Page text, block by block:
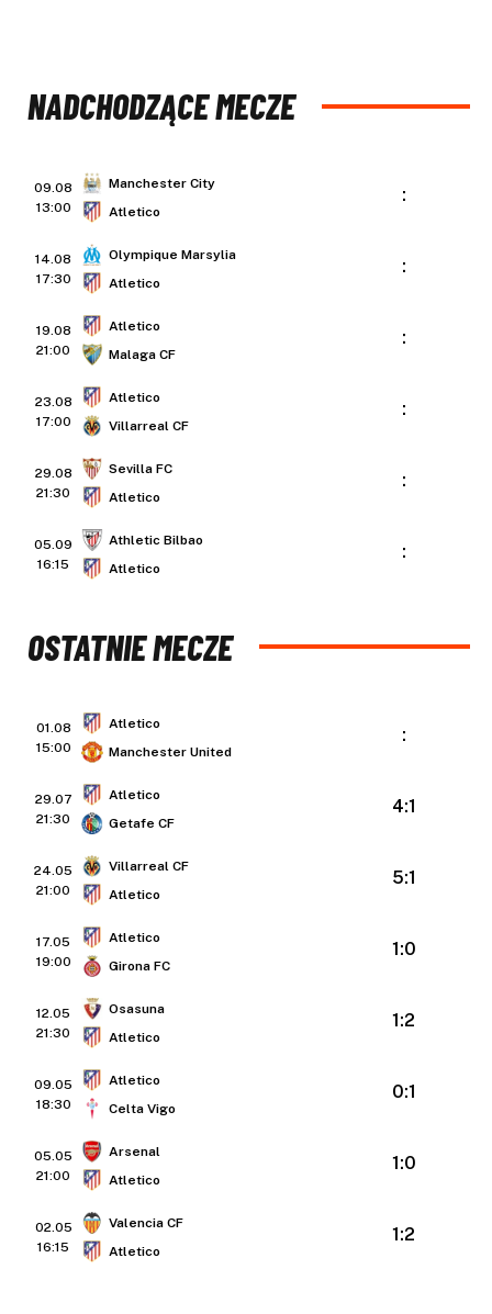
NADCHODZĄCE MECZE
09.08
13:00
Manchester City
Atletico
:
14.08
17:30
Olympique Marsylia
Atletico
:
19.08
21:00
Atletico
Malaga CF
:
23.08
17:00
Atletico
Villarreal CF
:
29.08
21:30
Sevilla FC
Atletico
:
05.09
16:15
Athletic Bilbao
Atletico
:
OSTATNIE MECZE
01.08
15:00
Atletico
Manchester United
:
29.07
21:30
Atletico
Getafe CF
4:1
24.05
21:00
Villarreal CF
Atletico
5:1
17.05
19:00
Atletico
Girona FC
1:0
12.05
21:30
Osasuna
Atletico
1:2
09.05
18:30
Atletico
Celta Vigo
0:1
05.05
21:00
Arsenal
Atletico
1:0
02.05
16:15
Valencia CF
Atletico
1:2